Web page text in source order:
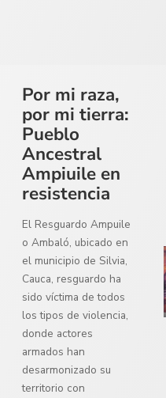
Por mi raza,
por mi tierra:
Pueblo
Ancestral
Ampiuile en
resistencia
El Resguardo Ampuile
o Ambaló, ubicado en
el municipio de Silvia,
Cauca, resguardo ha
sido víctima de todos
los tipos de violencia,
donde actores
armados han
desarmonizado su
territorio con